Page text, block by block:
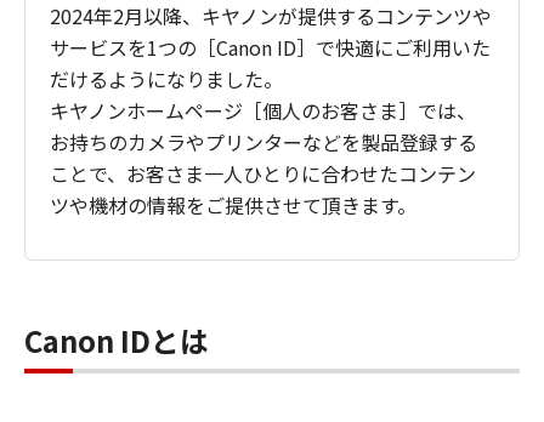
2024年2月以降、キヤノンが提供するコンテンツや
サービスを1つの［Canon ID］で快適にご利用いた
だけるようになりました。
キヤノンホームページ［個人のお客さま］では、
お持ちのカメラやプリンターなどを製品登録する
ことで、お客さま一人ひとりに合わせたコンテン
ツや機材の情報をご提供させて頂きます。
Canon IDとは